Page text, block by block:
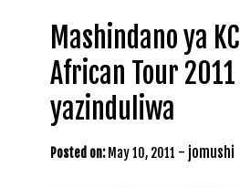
Mashindano ya
African Tour 2011
yazinduliwa
Posted on: May 10, 2011 - jomushi